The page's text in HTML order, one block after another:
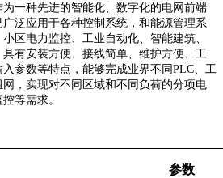
一种先进的智能化、数字化的电网前端
泛应用于各种控制系统，和能源管理系
区电力监控、工业自动化、智能建筑、
有安装方便、接线简单、维护方便、工
参数等特点，能够完成业界不同 PLC、工
，实现对不同区域和不同负荷的分项电
等需求。
参数